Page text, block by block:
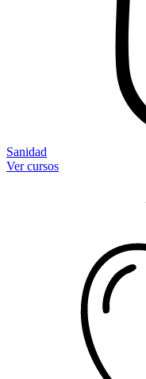
Sanidad
Ver cursos